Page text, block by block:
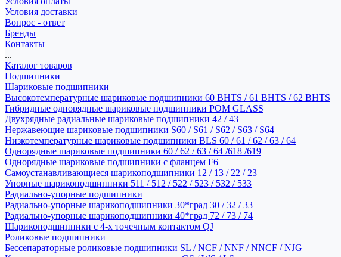
Условия доставки
Вопрос - ответ
Бренды
Контакты
...
Каталог товаров
Подшипники
Шариковые подшипники
Высокотемпературные шариковые подшипники 60 BHTS / 61 BHTS / 62 BHTS
Гибридные однорядные шариковые подшипники POM GLASS
Двухрядные радиальные шариковые подшипники 42 / 43
Нержавеющие шариковые подшипники S60 / S61 / S62 / S63 / S64
Низкотемпературные шариковые подшипники BLS 60 / 61 / 62 / 63 / 64
Однорядные шариковые подшипники 60 / 62 / 63 / 64 /618 /619
Однорядные шариковые подшипники с фланцем F6
Самоустанавливающиеся шарикоподшипники 12 / 13 / 22 / 23
Упорные шарикоподшипники 511 / 512 / 522 / 523 / 532 / 533
Радиально-упорные подшипники
Радиально-упорные шарикоподшипники 30*град 30 / 32 / 33
Радиально-упорные шарикоподшипники 40*град 72 / 73 / 74
Шарикоподшипники с 4-х точечным контактом QJ
Роликовые подшипники
Бессепараторные роликовые подшипники SL / NCF / NNF / NNCF / NJG